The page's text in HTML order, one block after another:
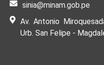
sinia@minam.gob.pe
Av. Antonio
Urb. San Felipe -